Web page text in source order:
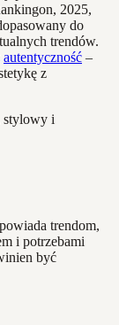
2025,
do
trendów.
autentyczność –
z
trendom,
i potrzebami
być